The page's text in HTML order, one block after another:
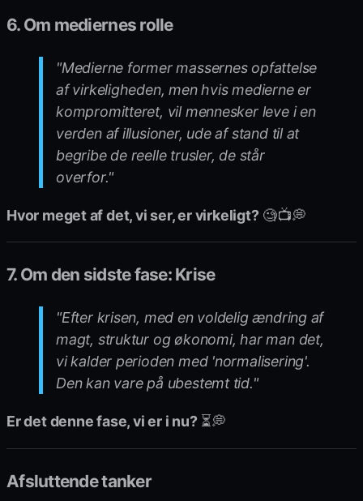
6. Om mediernes rolle
"Medierne former massernes opfattelse
af virkeligheden, men hvis medierne er
kompromitteret, vil mennesker leve i en
verden af illusioner, ude af stand til at
begribe de reelle trusler, de står
overfor."
Hvor meget af det, vi ser, er virkeligt?🧐📺💭
7. Om den sidste fase: Krise
"Efter krisen, med en voldelig ændring af
magt, struktur og økonomi, har man det,
vi kalder perioden med 'normalisering'.
Den kan vare på ubestemt tid."
Er det denne fase, vi er i nu?⏳💭
Afsluttende tanker